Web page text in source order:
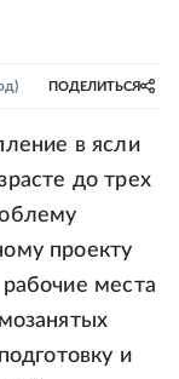
ПОДЕЛИТЬСЯ
в ясли
до трех
проекту
места
и